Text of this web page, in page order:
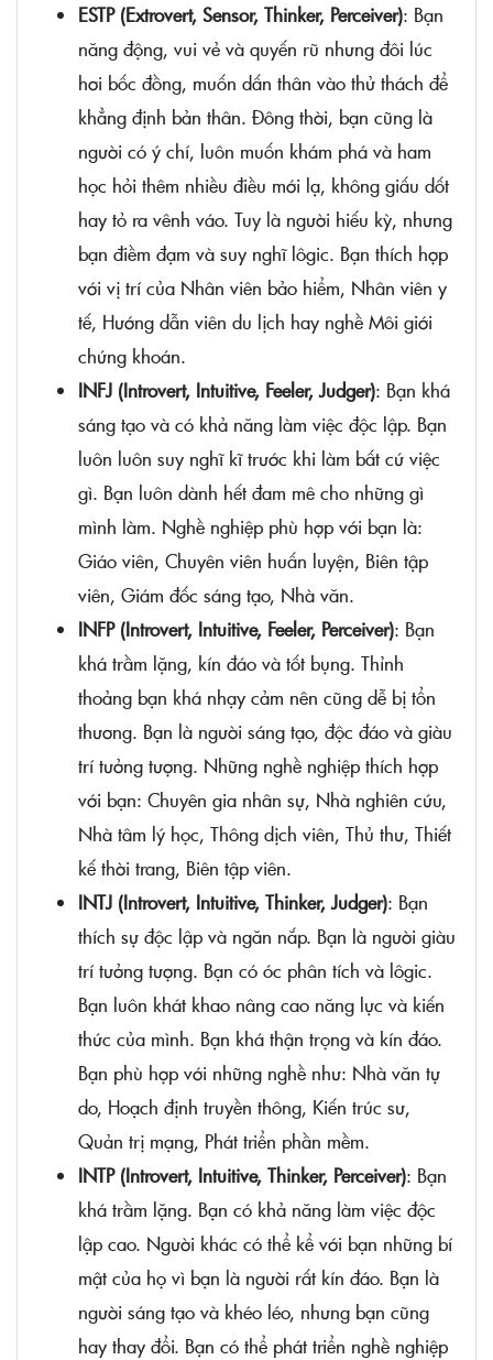
ESTP (Extrovert, Sensor, Thinker, Perceiver): Bạn
năng động, vui vẻ và quyến rũ nhưng đôi lúc
hơi bốc đồng, muốn dấn thân vào thử thách để
khẳng định bản thân. Đông thời, bạn cũng là
người có ý chí, luôn muốn khám phá và ham
học hỏi thêm nhiều điều mới lạ, không giấu dốt
hay tỏ ra vênh váo. Tuy là người hiếu kỳ, nhưng
bạn điềm đạm và suy nghĩ lôgic. Bạn thích hợp
với vị trí của Nhân viên bảo hiểm, Nhân viên y
tế, Hướng dẫn viên du lịch hay nghề Môi giới
chứng khoán.
INFJ (Introvert, Intuitive, Feeler, Judger): Bạn khá
sáng tạo và có khả năng làm việc độc lập. Bạn
luôn luôn suy nghĩ kĩ trước khi làm bất cứ việc
gì. Bạn luôn dành hết đam mê cho những gì
mình làm. Nghề nghiệp phù hợp với bạn là:
Giáo viên, Chuyên viên huấn luyện, Biên tập
viên, Giám đốc sáng tạo, Nhà văn.
INFP (Introvert, Intuitive, Feeler, Perceiver): Bạn
khá trầm lặng, kín đáo và tốt bụng. Thỉnh
thoảng bạn khá nhạy cảm nên cũng dễ bị tổn
thương. Bạn là người sáng tạo, độc đáo và giàu
trí tưởng tượng. Những nghề nghiệp thích hợp
với bạn: Chuyên gia nhân sự, Nhà nghiên cứu,
Nhà tâm lý học, Thông dịch viên, Thủ thư, Thiết
kế thời trang, Biên tập viên.
INTJ (Introvert, Intuitive, Thinker, Judger): Bạn
thích sự độc lập và ngăn nắp. Bạn là người giàu
trí tưởng tượng. Bạn có óc phân tích và lôgic.
Bạn luôn khát khao nâng cao năng lực và kiến
thức của mình. Bạn khá thận trọng và kín đáo.
Bạn phù hợp với những nghề như: Nhà văn tự
do, Hoạch định truyền thông, Kiến trúc sư,
Quản trị mạng, Phát triển phần mềm.
INTP (Introvert, Intuitive, Thinker, Perceiver): Bạn
khá trầm lặng. Bạn có khả năng làm việc độc
lập cao. Người khác có thể kể với bạn những bí
mật của họ vì bạn là người rất kín đáo. Bạn là
người sáng tạo và khéo léo, nhưng bạn cũng
hay thay đổi. Bạn có thể phát triển nghề nghiệp